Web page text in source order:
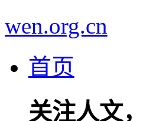
wen.org.cn
首页
关注人文